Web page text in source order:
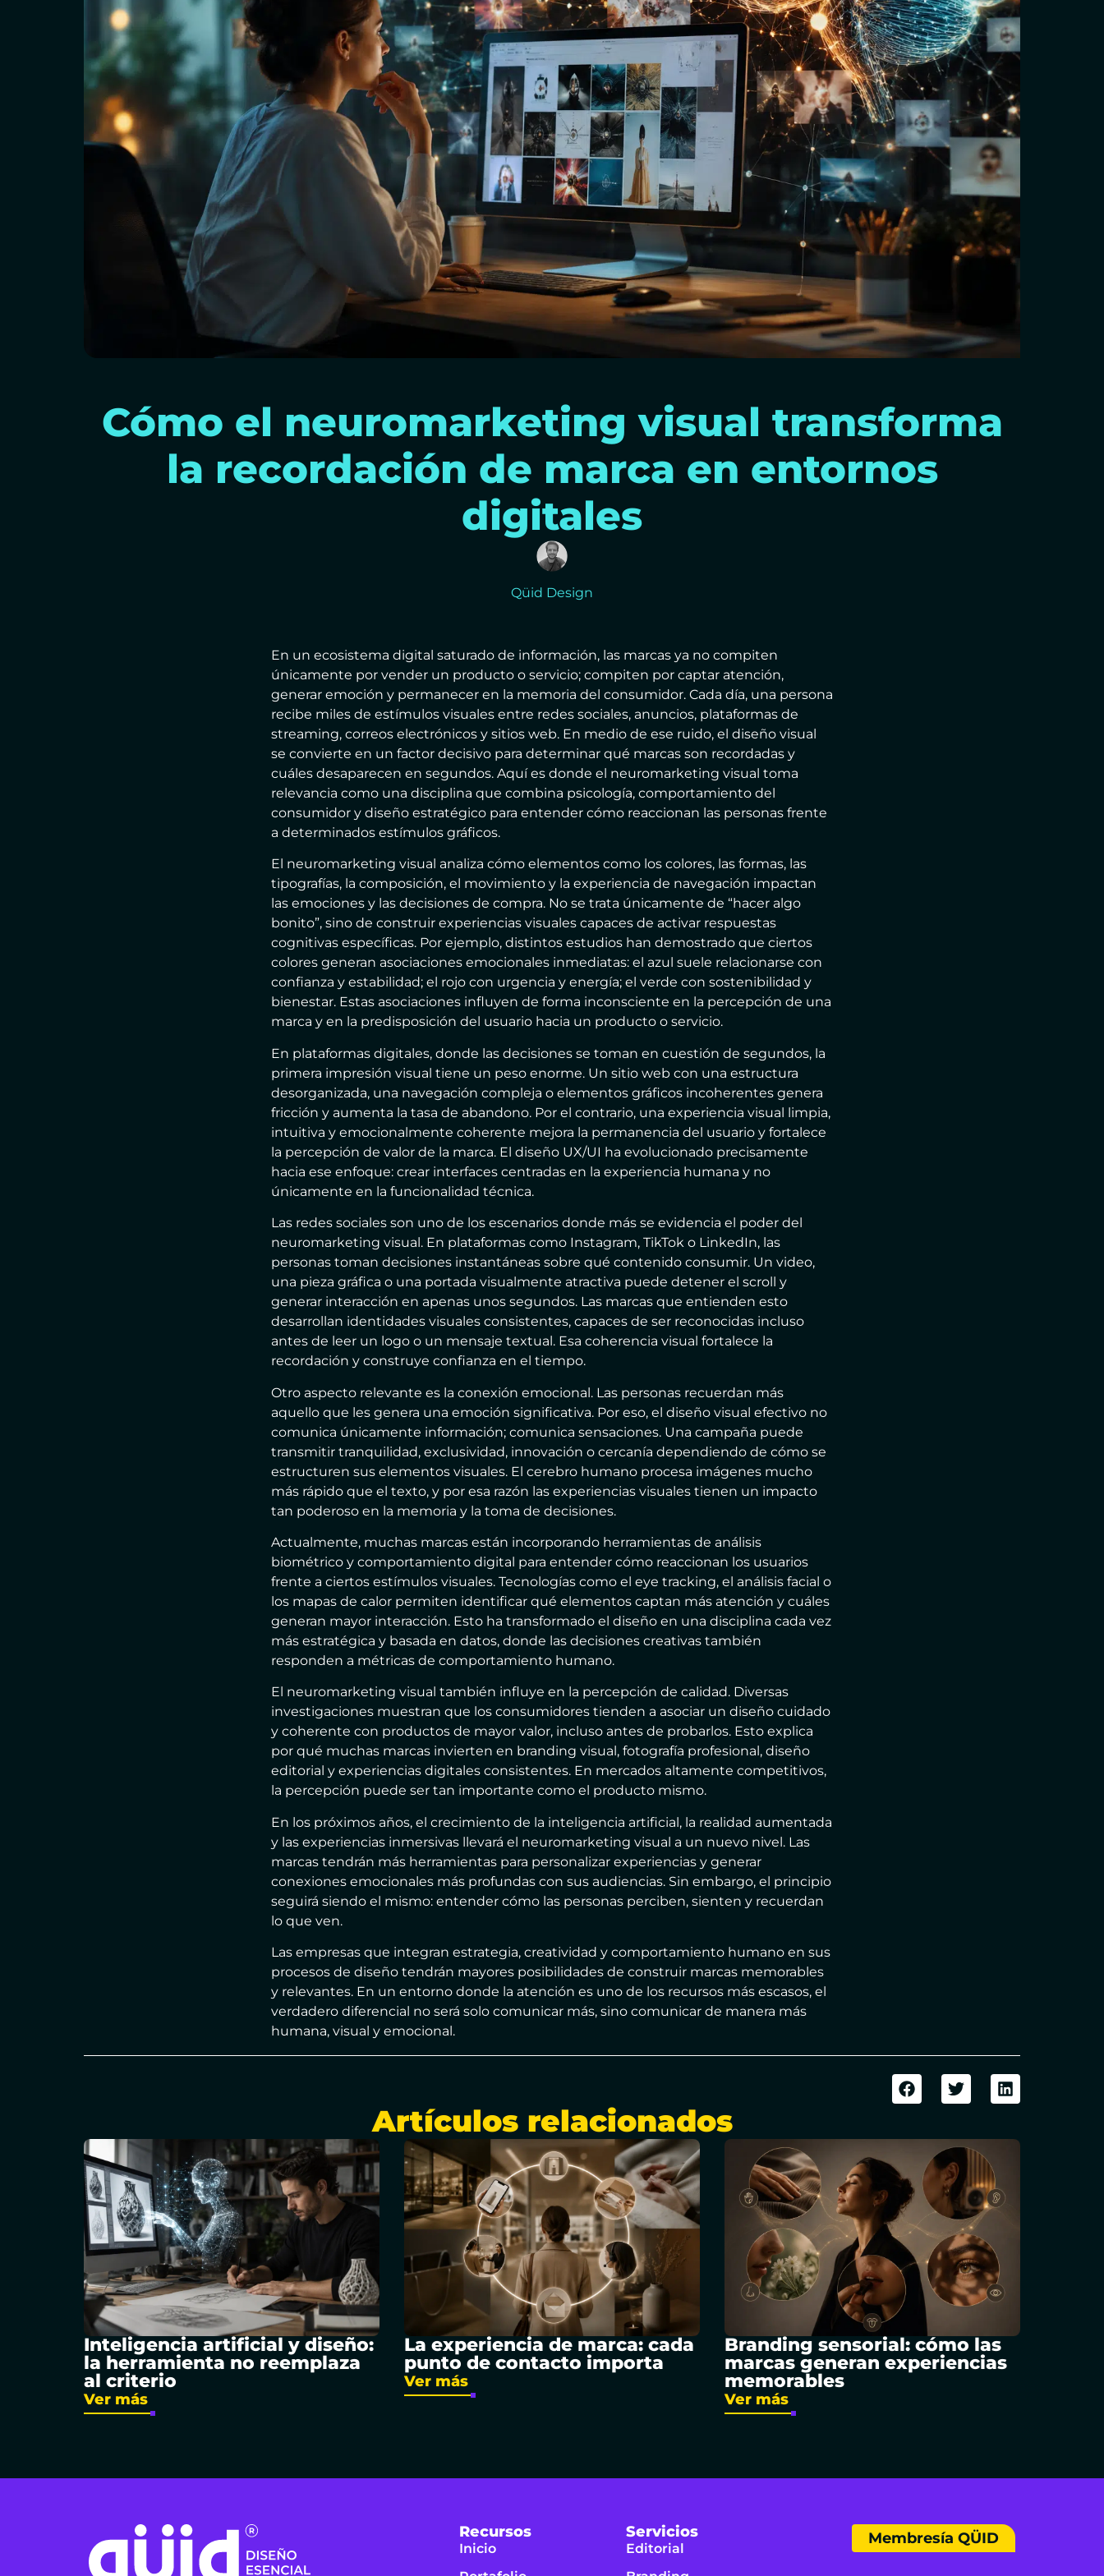
Cómo el neuromarketing visual transforma
la recordación de marca en entornos
digitales
Qüid Design
En un ecosistema digital saturado de información, las marcas ya no compiten
únicamente por vender un producto o servicio; compiten por captar atención,
generar emoción y permanecer en la memoria del consumidor. Cada día, una persona
recibe miles de estímulos visuales entre redes sociales, anuncios, plataformas de
streaming, correos electrónicos y sitios web. En medio de ese ruido, el diseño visual
se convierte en un factor decisivo para determinar qué marcas son recordadas y
cuáles desaparecen en segundos. Aquí es donde el neuromarketing visual toma
relevancia como una disciplina que combina psicología, comportamiento del
consumidor y diseño estratégico para entender cómo reaccionan las personas frente
a determinados estímulos gráficos.
El neuromarketing visual analiza cómo elementos como los colores, las formas, las
tipografías, la composición, el movimiento y la experiencia de navegación impactan
las emociones y las decisiones de compra. No se trata únicamente de “hacer algo
bonito”, sino de construir experiencias visuales capaces de activar respuestas
cognitivas específicas. Por ejemplo, distintos estudios han demostrado que ciertos
colores generan asociaciones emocionales inmediatas: el azul suele relacionarse con
confianza y estabilidad; el rojo con urgencia y energía; el verde con sostenibilidad y
bienestar. Estas asociaciones influyen de forma inconsciente en la percepción de una
marca y en la predisposición del usuario hacia un producto o servicio.
En plataformas digitales, donde las decisiones se toman en cuestión de segundos, la
primera impresión visual tiene un peso enorme. Un sitio web con una estructura
desorganizada, una navegación compleja o elementos gráficos incoherentes genera
fricción y aumenta la tasa de abandono. Por el contrario, una experiencia visual limpia,
intuitiva y emocionalmente coherente mejora la permanencia del usuario y fortalece
la percepción de valor de la marca. El diseño UX/UI ha evolucionado precisamente
hacia ese enfoque: crear interfaces centradas en la experiencia humana y no
únicamente en la funcionalidad técnica.
Las redes sociales son uno de los escenarios donde más se evidencia el poder del
neuromarketing visual. En plataformas como Instagram, TikTok o LinkedIn, las
personas toman decisiones instantáneas sobre qué contenido consumir. Un video,
una pieza gráfica o una portada visualmente atractiva puede detener el scroll y
generar interacción en apenas unos segundos. Las marcas que entienden esto
desarrollan identidades visuales consistentes, capaces de ser reconocidas incluso
antes de leer un logo o un mensaje textual. Esa coherencia visual fortalece la
recordación y construye confianza en el tiempo.
Otro aspecto relevante es la conexión emocional. Las personas recuerdan más
aquello que les genera una emoción significativa. Por eso, el diseño visual efectivo no
comunica únicamente información; comunica sensaciones. Una campaña puede
transmitir tranquilidad, exclusividad, innovación o cercanía dependiendo de cómo se
estructuren sus elementos visuales. El cerebro humano procesa imágenes mucho
más rápido que el texto, y por esa razón las experiencias visuales tienen un impacto
tan poderoso en la memoria y la toma de decisiones.
Actualmente, muchas marcas están incorporando herramientas de análisis
biométrico y comportamiento digital para entender cómo reaccionan los usuarios
frente a ciertos estímulos visuales. Tecnologías como el eye tracking, el análisis facial o
los mapas de calor permiten identificar qué elementos captan más atención y cuáles
generan mayor interacción. Esto ha transformado el diseño en una disciplina cada vez
más estratégica y basada en datos, donde las decisiones creativas también
responden a métricas de comportamiento humano.
El neuromarketing visual también influye en la percepción de calidad. Diversas
investigaciones muestran que los consumidores tienden a asociar un diseño cuidado
y coherente con productos de mayor valor, incluso antes de probarlos. Esto explica
por qué muchas marcas invierten en branding visual, fotografía profesional, diseño
editorial y experiencias digitales consistentes. En mercados altamente competitivos,
la percepción puede ser tan importante como el producto mismo.
En los próximos años, el crecimiento de la inteligencia artificial, la realidad aumentada
y las experiencias inmersivas llevará el neuromarketing visual a un nuevo nivel. Las
marcas tendrán más herramientas para personalizar experiencias y generar
conexiones emocionales más profundas con sus audiencias. Sin embargo, el principio
seguirá siendo el mismo: entender cómo las personas perciben, sienten y recuerdan
lo que ven.
Las empresas que integran estrategia, creatividad y comportamiento humano en sus
procesos de diseño tendrán mayores posibilidades de construir marcas memorables
y relevantes. En un entorno donde la atención es uno de los recursos más escasos, el
verdadero diferencial no será solo comunicar más, sino comunicar de manera más
humana, visual y emocional.
Artículos relacionados
Inteligencia artificial y diseño:
la herramienta no reemplaza
al criterio
Ver más
La experiencia de marca: cada
punto de contacto importa
Ver más
Branding sensorial: cómo las
marcas generan experiencias
memorables
Ver más
Recursos
Inicio
Servicios
Editorial
Membresía QÜID